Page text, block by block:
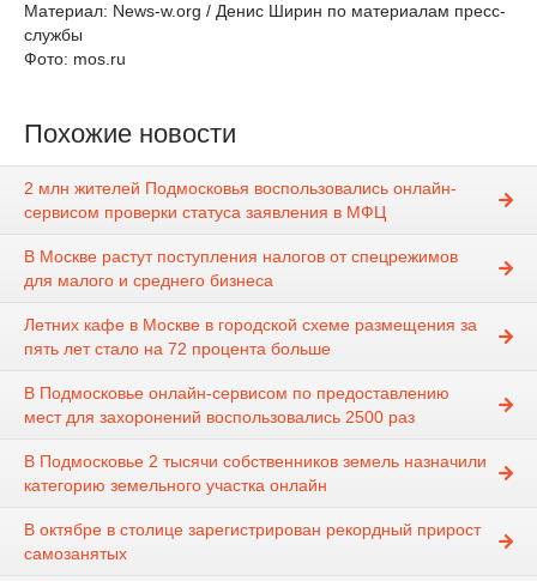
Материал: News-w.org / Денис Ширин по материалам пресс-
службы
Фото: mos.ru
Похожие новости
2 млн жителей Подмосковья воспользовались онлайн-
сервисом проверки статуса заявления в МФЦ
В Москве растут поступления налогов от спецрежимов
для малого и среднего бизнеса
Летних кафе в Москве в городской схеме размещения за
пять лет стало на 72 процента больше
В Подмосковье онлайн-сервисом по предоставлению
мест для захоронений воспользовались 2500 раз
В Подмосковье 2 тысячи собственников земель назначили
категорию земельного участка онлайн
В октябре в столице зарегистрирован рекордный прирост
самозанятых